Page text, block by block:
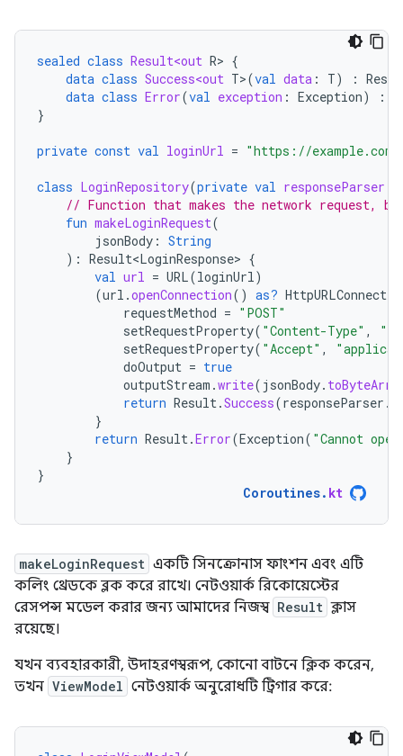
sealed class Result<out R> {
data class Success<out T>(val data : T) :
data class Error(val exception : Exception) :
}
private const val loginUrl = "https://
class LoginRepository(private val responseParser
// Function that makes the network request,
fun makeLoginRequest(
jsonBody : String
): Result<LoginResponse> {
val url = URL(loginUrl)
(url .openConnection() as?
requestMethod = "POST"
setRequestProperty( "Content-Type" ,
setRequestProperty( "Accept" ,
doOutput = true
outputStream .write( jsonBody.
return Result.Success(responseParser .
}
return Result.Error(Exception( "Cannot
}
}
Coroutines. kt
makeLoginRequest একটি সিনক্রোনাস ফাংশন এবং এটি
কলিং থ্রেডকে ব্লক করে রাখে। নেটওয়ার্ক রিকোয়েস্টের
রেসপন্স মডেল করার জন্য আমাদের নিজস্ব Result ক্লাস
রয়েছে।
যখন ব্যবহারকারী, উদাহরণস্বরূপ, কোনো বাটনে ক্লিক করেন,
তখন ViewModel নেটওয়ার্ক অনুরোধটি ট্রিগার করে: